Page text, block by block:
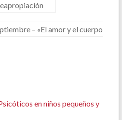
– «El amor y el cuerpo
en niños pequeños y